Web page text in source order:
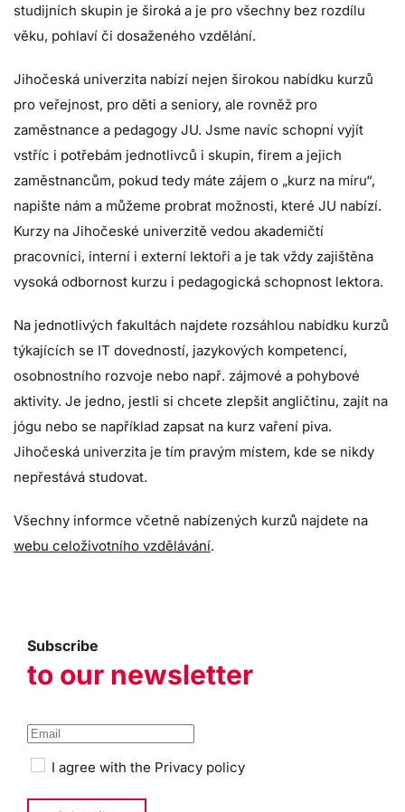
studijních skupin je široká a je pro všechny bez rozdílu
věku, pohlaví či dosaženého vzdělání.
Jihočeská univerzita nabízí nejen širokou nabídku kurzů
pro veřejnost, pro děti a seniory, ale rovněž pro
zaměstnance a pedagogy JU. Jsme navíc schopní vyjít
vstříc i potřebám jednotlivců i skupin, firem a jejich
zaměstnancům, pokud tedy máte zájem o „kurz na míru“,
napište nám a můžeme probrat možnosti, které JU nabízí.
Kurzy na Jihočeské univerzitě vedou akademičtí
pracovníci, interní i externí lektoři a je tak vždy zajištěna
vysoká odbornost kurzu i pedagogická schopnost lektora.
Na jednotlivých fakultách najdete rozsáhlou nabídku kurzů
týkajících se IT dovedností, jazykových kompetencí,
osobnostního rozvoje nebo např. zájmové a pohybové
aktivity. Je jedno, jestli si chcete zlepšit angličtinu, zajít na
jógu nebo se například zapsat na kurz vaření piva.
Jihočeská univerzita je tím pravým místem, kde se nikdy
nepřestává studovat.
Všechny informce včetně nabízených kurzů najdete na
webu celoživotního vzdělávání.
Subscribe
to our newsletter
I agree with the Privacy policy